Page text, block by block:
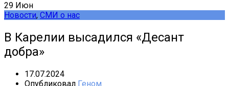
29 Июн
Новости, СМИ о нас
В Карелии высадился «Десант
добра»
17.07.2024
Опубликовал Геном